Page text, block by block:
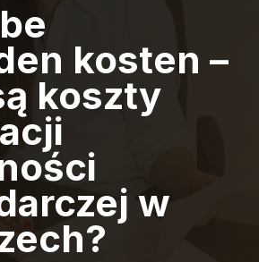
kosten –
koszty
w